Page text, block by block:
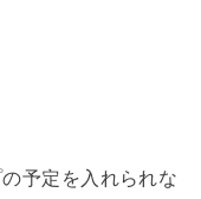
予定を入れられな